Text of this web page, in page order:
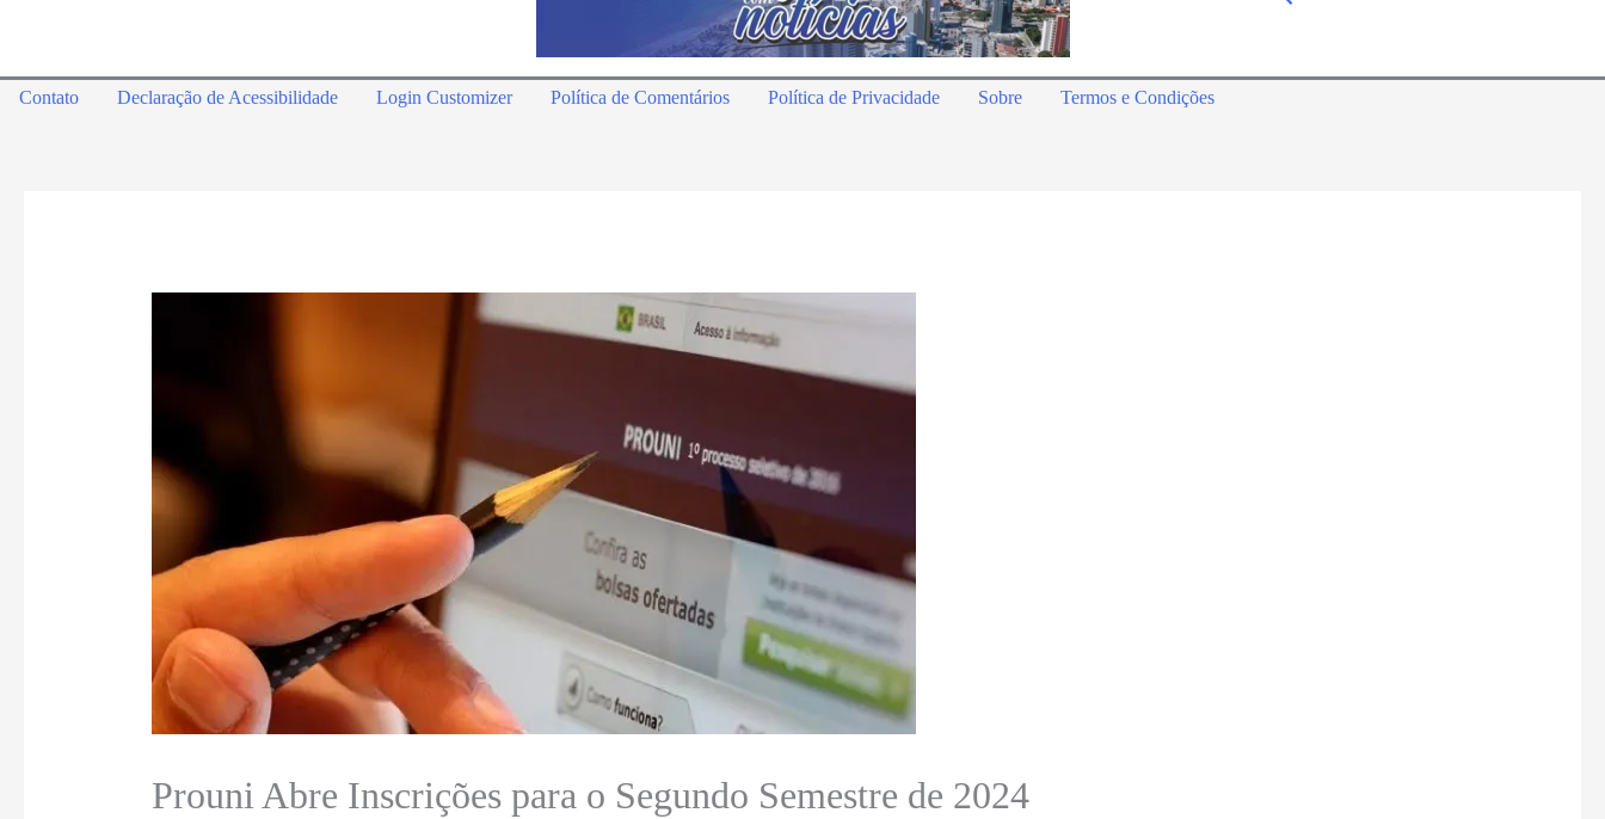
Contato Declaração de Acessibilidade Login Customizer Política de Comentários Política de Privacidade Sobre Termos e Condições
Prouni Abre Inscrições para o Segundo Semestre de 2024